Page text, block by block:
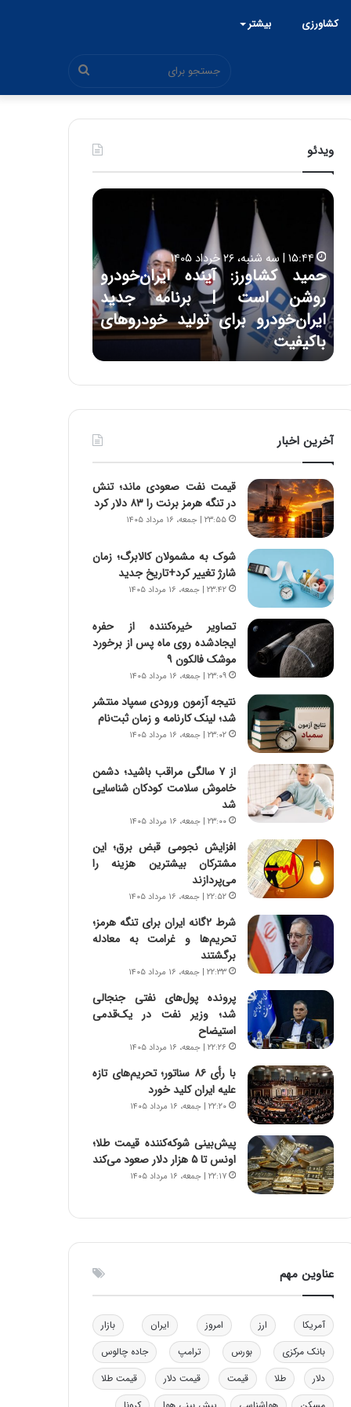
کشاورزی بیشتر
برای
ویدئو
ح
ی
ش
و
ر
ز
:
ن
ه
ا
ر
ن‌
و
د
ر
و
ر
و
ش
ن
س
ت
|
ر
ن
ا
م
ه
ج
ی
ا
ر
ا
ن‌
خ
د
و
ب
ر
ا
ی
ت
و
ل
د
د
و
ه
ا
ی
ب
ا
ک
۱۵:۴۴ | سه شنبه، ۲۶ خرداد ۱۴۰۵
حمید کشاورز: آینده ایران‌خودرو
روشن است | برنامه جدید
ایران‌خودرو برای تولید خودروهای
باکیفیت
و
ه
ر
آخرین اخبار
قیمت نفت صعودی ماند؛ تنش
در تنگه هرمز برنت را ۸۳ دلار کرد
۲۳:۵۵ | جمعه، ۱۶ مرداد ۱۴۰۵
شوک به مشمولان کالابرگ؛ زمان
شارژ تغییر کرد+تاریخ جدید
۲۳:۴۲ | جمعه، ۱۶ مرداد ۱۴۰۵
تصاویر خیره‌کننده از حفره
ایجادشده روی ماه پس از برخورد
موشک فالکون ۹
۲۳:۰۹ | جمعه، ۱۶ مرداد ۱۴۰۵
نتیجه آزمون ورودی سمپاد منتشر
شد؛ لینک کارنامه و زمان ثبت‌نام
۲۳:۰۲ | جمعه، ۱۶ مرداد ۱۴۰۵
از ۷ سالگی مراقب باشید؛ دشمن
خاموش سلامت کودکان شناسایی
شد
۲۳:۰۰ | جمعه، ۱۶ مرداد ۱۴۰۵
افزایش نجومی قبض برق؛ این
مشترکان بیشترین هزینه را
می‌پردازند
۲۲:۵۲ | جمعه، ۱۶ مرداد ۱۴۰۵
شرط ۲گانه ایران برای تنگه هرمز؛
تحریم‌ها و غرامت به معادله
برگشتند
۲۲:۳۳ | جمعه، ۱۶ مرداد ۱۴۰۵
پرونده پول‌های نفتی جنجالی
شد؛ وزیر نفت در یک‌قدمی
استیضاح
۲۲:۲۶ | جمعه، ۱۶ مرداد ۱۴۰۵
با رأی ۸۶ سناتور؛ تحریم‌های تازه
علیه ایران کلید خورد
۲۲:۲۰ | جمعه، ۱۶ مرداد ۱۴۰۵
پیش‌بینی شوکه‌کننده قیمت طلا؛
اونس تا ۵ هزار دلار صعود می‌کند
۲۲:۱۷ | جمعه، ۱۶ مرداد ۱۴۰۵
عناوین مهم
آمریکا ارز امروز ایران
بازار
بانک مرکزی
بورس ترامپ
جاده چالوس
دلار
طلا قیمت قیمت دلار
قیمت طلا